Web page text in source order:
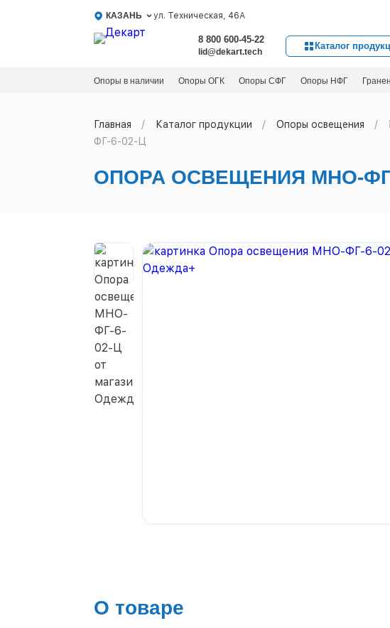
КАЗАНЬ ул. Техническая, 46А
8 800 600-45-22
lid@dekart.tech
Каталог
Опоры в наличии Опоры ОГК Опоры СФГ Опоры НФГ
Главная Каталог продукции Oпоры oсвeщения
ФГ-6-02-Ц
ОПОРА ОСВЕЩЕНИЯ МНО-
О товаре